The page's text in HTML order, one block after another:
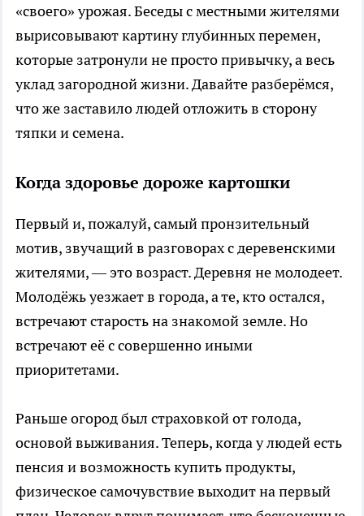
«своего» урожая. Беседы с местными жителями
вырисовывают картину глубинных перемен,
которые затронули не просто привычку, а весь
уклад загородной жизни. Давайте разберёмся,
что же заставило людей отложить в сторону
тяпки и семена.
Когда здоровье дороже картошки
Первый и, пожалуй, самый пронзительный
мотив, звучащий в разговорах с деревенскими
жителями, — это возраст. Деревня не молодеет.
Молодёжь уезжает в города, а те, кто остался,
встречают старость на знакомой земле. Но
встречают её с совершенно иными
приоритетами.
Раньше огород был страховкой от голода,
основой выживания. Теперь, когда у людей есть
пенсия и возможность купить продукты,
физическое самочувствие выходит на первый